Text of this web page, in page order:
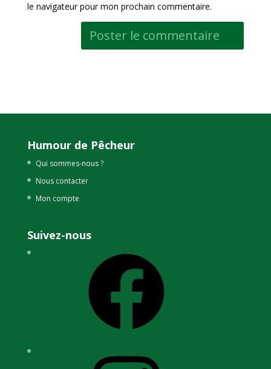
le navigateur pour mon prochain commentaire.
Humour de Pêcheur
Qui sommes-nous ?
Nous contacter
Mon compte
Suivez-nous